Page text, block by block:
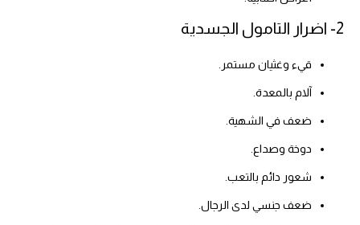
2- اضرار التامول الجسدية
قيء وغثيان مستمر.
آلام بالمعدة.
ضعف في الشهية.
دوخة وصداع.
شعور دائم بالتعب.
ضعف جنسي لدى الرجال.